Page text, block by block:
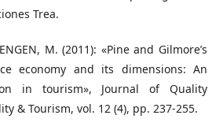
Trea.
M. (2011): «Pine and Gilmore’s
economy and its dimensions: An
in tourism», Journal of Quality
& Tourism, vol. 12 (4), pp. 237-255.